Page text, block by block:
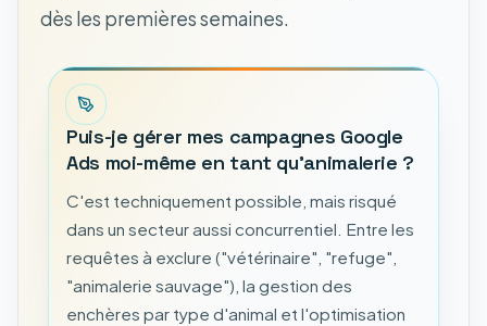
dès les premières semaines.
Puis-je gérer mes campagnes Google
Ads moi-même en tant qu'animalerie ?
C'est techniquement possible, mais risqué
dans un secteur aussi concurrentiel. Entre les
requêtes à exclure ("vétérinaire", "refuge",
"animalerie sauvage"), la gestion des
enchères par type d'animal et l'optimisation